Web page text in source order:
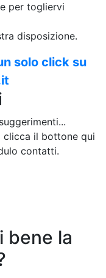
per togliervi
disposizione.
solo click su
clicca il bottone qui
contatti.
bene la